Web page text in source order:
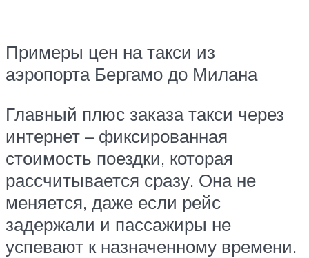
Примеры цен на такси из
аэропорта Бергамо до Милана
Главный плюс заказа такси через
интернет – фиксированная
стоимость поездки, которая
рассчитывается сразу. Она не
меняется, даже если рейс
задержали и пассажиры не
успевают к назначенному времени.